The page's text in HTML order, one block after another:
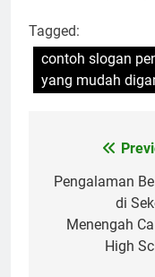
Tagged:
contoh slogan
yang mudah
Navigasi
pos
Pengalaman
di
Menengah
High